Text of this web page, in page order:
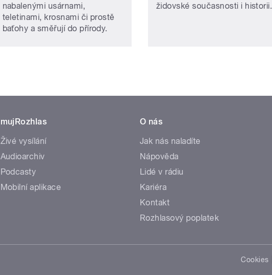
nabalenými usárnami,
teletinami, krosnami či prostě
baťohy a směřují do přírody.
židovské současnosti i historii.
mujRozhlas
Živé vysílání
Audioarchiv
Podcasty
Mobilní aplikace
O nás
Jak nás naladíte
Nápověda
Lidé v rádiu
Kariéra
Kontakt
Rozhlasový poplatek
Cookies